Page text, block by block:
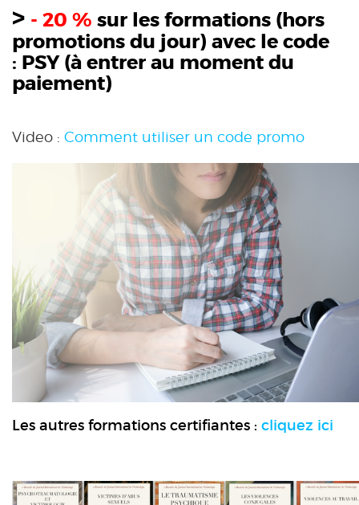
> - 20 % sur les formations (hors
promotions du jour) avec le code
: PSY(à entrer au moment du
paiement)
Video : Comment utiliser un code promo
Les autres formations certifiantes : cliquez ici